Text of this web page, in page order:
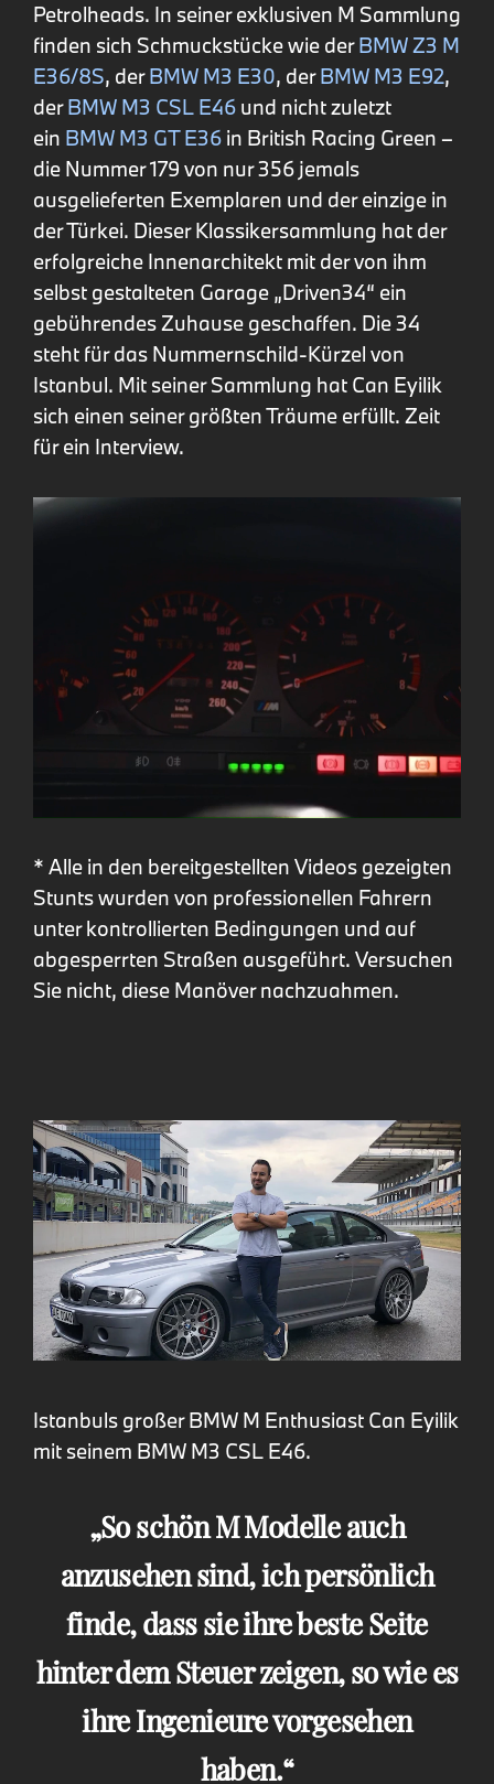
Petrolheads. In seiner exklusiven M Sammlung
finden sich Schmuckstücke wie derBMW Z3 M
E36/8S, derBMW M3 E30, derBMW M3 E92,
derBMW M3 CSL E46 und nicht zuletzt
ein BMW M3 GT E36 in British Racing Green –
die Nummer 179 von nur 356 jemals
ausgelieferten Exemplaren und der einzige in
der Türkei. Dieser Klassikersammlung hat der
erfolgreiche Innenarchitekt mit der von ihm
selbst gestalteten Garage „Driven34“ ein
gebührendes Zuhause geschaffen. Die 34
steht für das Nummernschild-Kürzel von
Istanbul. Mit seiner Sammlung hat Can Eyilik
sich einen seiner größten Träume erfüllt. Zeit
für ein Interview.
* Alle in den bereitgestellten Videos gezeigten
Stunts wurden von professionellen Fahrern
unter kontrollierten Bedingungen und auf
abgesperrten Straßen ausgeführt. Versuchen
Sie nicht, diese Manöver nachzuahmen.
Istanbuls großer BMW M Enthusiast Can Eyilik
mit seinem BMW M3 CSL E46.
So schön M Modelle auch
anzusehen sind, ich persönlich
finde, dass sie ihre beste Seite
hinter dem Steuer zeigen, so wie es
ihre Ingenieure vorgesehen
haben.